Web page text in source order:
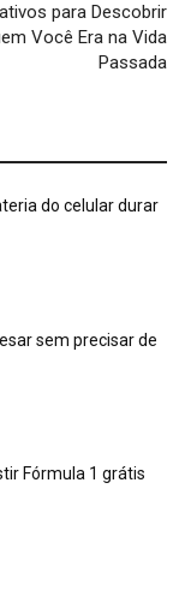
para Descobrir
Você Era na Vida
Passada
do celular durar
sem precisar de
Fórmula 1 grátis